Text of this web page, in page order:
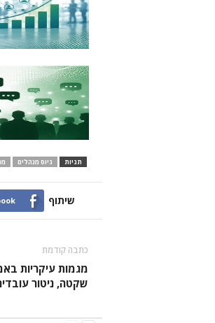
תגיות גיוס מנהלים
שיתוף
כתבה קודמת
מגמות עיקריות
שקטה, ניטור